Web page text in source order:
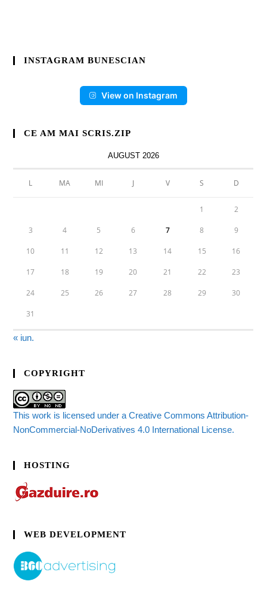
INSTAGRAM BUNESCIAN
View on Instagram
CE AM MAI SCRIS.ZIP
AUGUST 2026
L MA MI J V S D
1 2
3 4 5 6 7 8 9
10 11 12 13 14 15 16
17 18 19 20 21 22 23
24 25 26 27 28 29 30
31
« iun.
COPYRIGHT
This work is licensed under a Creative Commons Attribution-
NonCommercial-NoDerivatives 4.0 International License.
HOSTING
WEB DEVELOPMENT